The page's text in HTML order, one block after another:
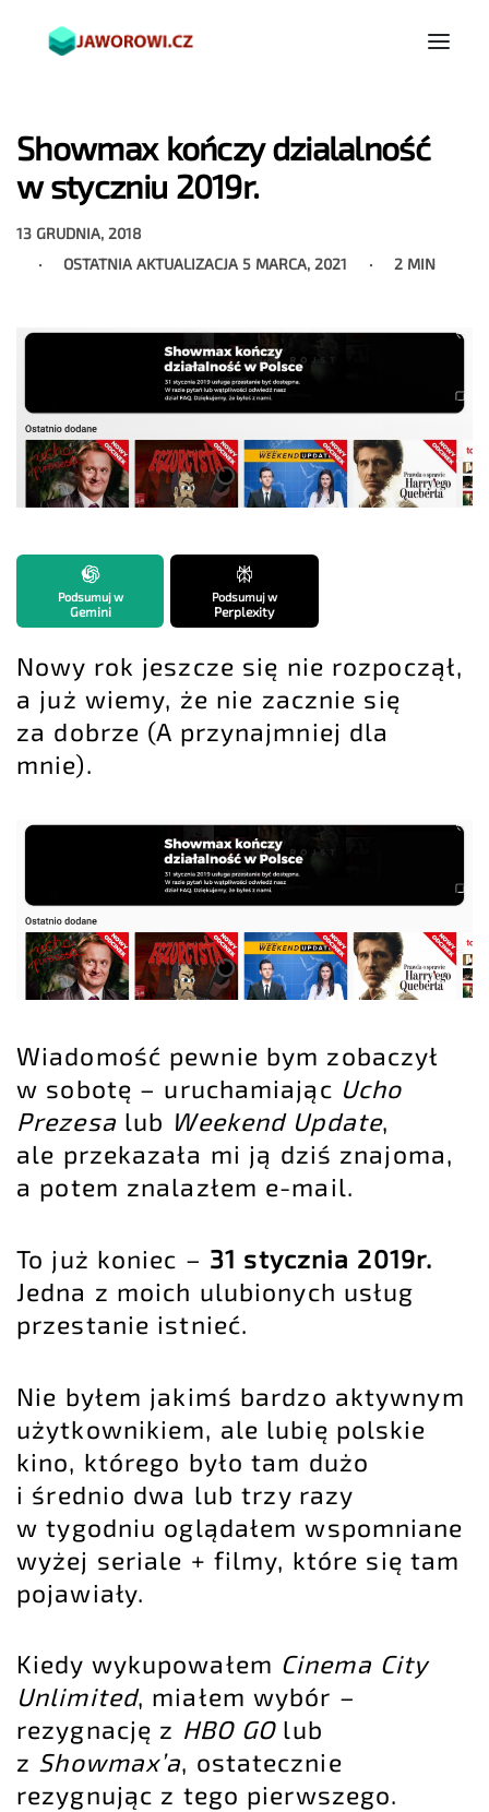
Showmax kończy dzialalność
w styczniu 2019r.
13 GRUDNIA, 2018
OSTATNIA AKTUALIZACJA 5 MARCA, 2021 2 MIN
Podsumuj w
Gemini
Podsumuj w
Perplexity
Nowy rok jeszcze się nie rozpoczął,
a już wiemy, że nie zacznie się
za dobrze (A przynajmniej dla
mnie).
Wiadomość pewnie bym zobaczył
w sobotę – uruchamiając Ucho
Prezesa lub Weekend Update,
ale przekazała mi ją dziś znajoma,
a potem znalazłem e-mail.
To już koniec – 31 stycznia 2019r.
Jedna z moich ulubionych usług
przestanie istnieć.
Nie byłem jakimś bardzo aktywnym
użytkownikiem, ale lubię polskie
kino, którego było tam dużo
i średnio dwa lub trzy razy
w tygodniu oglądałem wspomniane
wyżej seriale + filmy, które się tam
pojawiały.
Kiedy wykupowałem Cinema City
Unlimited, miałem wybór –
rezygnację z HBO GOlub
z Showmax’a, ostatecznie
rezygnując z tego pierwszego.